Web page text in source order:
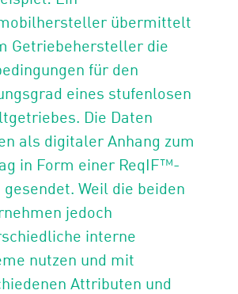
übermittelt
Getriebehersteller die
für den
eines stufenlosen
Die Daten
als digitaler Anhang zum
in Form einer ReqIF™-
gesendet. Weil die beiden
jedoch
interne
nutzen und mit
Attributen und